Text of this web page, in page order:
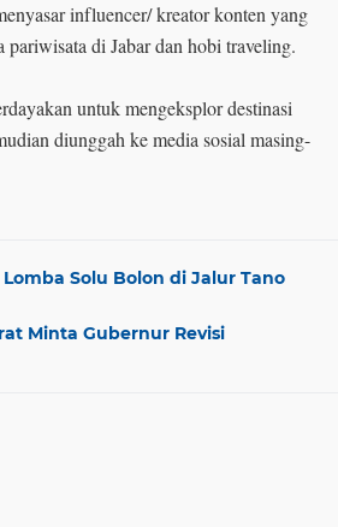
influencer/ kreator konten yang
di Jabar dan hobi traveling.
untuk mengeksplor destinasi
diunggah ke media sosial masing-
Solu Bolon di Jalur Tano
Minta Gubernur Revisi